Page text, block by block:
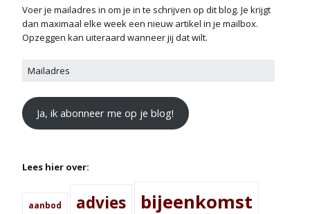
Voer je mailadres in om je in te schrijven op dit blog. Je krijgt
dan maximaal elke week een nieuw artikel in je mailbox.
Opzeggen kan uiteraard wanneer jij dat wilt.
Ja, ik abonneer me op je blog!
Lees hier over:
aanbod advies bijeenkomst